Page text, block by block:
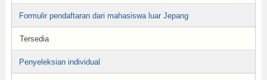
Formulir pendaftaran dari mahasiswa luar Jepang
Tersedia
Penyeleksian individual